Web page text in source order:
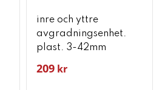
inre och yttre
avgradningsenhet.
plast. 3-42mm
209 kr